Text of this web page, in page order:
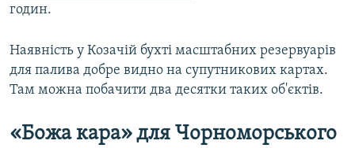
годин.
Наявність у Козачій бухті масштабних резервуарів
для палива добре видно на супутникових картах.
Там можна побачити два десятки таких об'єктів.
«Божа кара» для Чорноморського